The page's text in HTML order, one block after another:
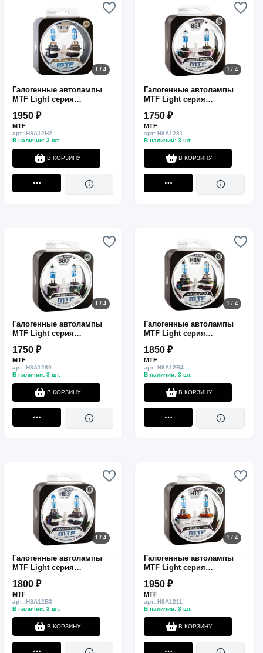
1 / 4
Галогенные автолампы
MTF Light серия
HIR2(9012), 12V, 55W,
комп.
1950 ₽
MTF
арт: H8A12H2
В наличии: 3 шт.
В КОРЗИНУ
1 / 4
Галогенные автолампы
MTF Light серия
12V, 27W, комп.
1750 ₽
MTF
арт: H8A1281
В наличии: 3 шт.
В КОРЗИНУ
1 / 4
Галогенные автолампы
MTF Light серия
12V, 27W, комп.
1750 ₽
MTF
арт: H8A1280
В наличии: 3 шт.
В КОРЗИНУ
1 / 4
Галогенные автолампы
MTF Light серия
HB4(9006), 12V, 55W, комп.
1850 ₽
MTF
арт: H8A12B4
В наличии: 3 шт.
В КОРЗИНУ
1 / 4
Галогенные автолампы
MTF Light серия
HB3(9005), 12V, 65W, комп.
1800 ₽
MTF
арт: H8A12B3
В наличии: 3 шт.
В КОРЗИНУ
1 / 4
Галогенные автолампы
MTF Light серия
55W, комп.
1950 ₽
MTF
арт: H8A1211
В наличии: 3 шт.
В КОРЗИНУ